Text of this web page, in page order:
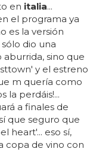
en italia...
el programa ya
es la versión
dio una
sino que
y el estreno
m quería como
la perdáis!...
a finales de
que seguro que
heart'... eso sí,
copa de vino con